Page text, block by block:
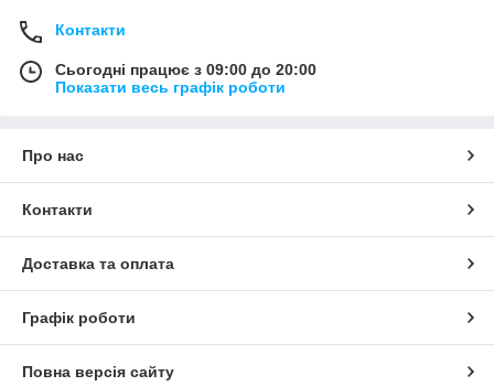
Контакти
Сьогодні працює з 09:00 до 20:00
Показати весь графік роботи
Про нас
Контакти
Доставка та оплата
Графік роботи
Повна версія сайту